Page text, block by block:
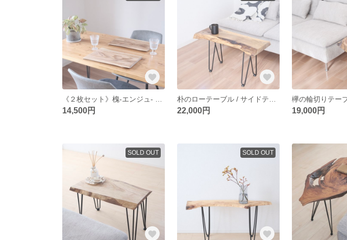
14,500円 22,000円 19,000円
SOLD OUT SOLD OUT